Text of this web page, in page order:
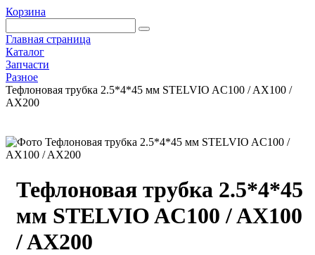
Корзина
Главная страница
Каталог
Запчасти
Разное
Тефлоновая трубка 2.5*4*45 мм STELVIO AC100 / AX100 /
AX200
Тефлоновая трубка 2.5*4*45
мм STELVIO AC100 / AX100
/ AX200